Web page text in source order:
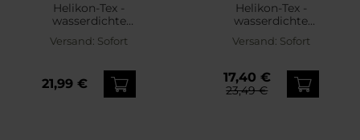
Helikon-Tex -
wasserdichte
Kartentasche - Olive
Green
Versand: Sofort
21,99 €
Helikon-Tex -
wasserdichte
Kartentasche - wz.93
Pantera PL Woodland
Versand: Sofort
17,40 €
23,49 €